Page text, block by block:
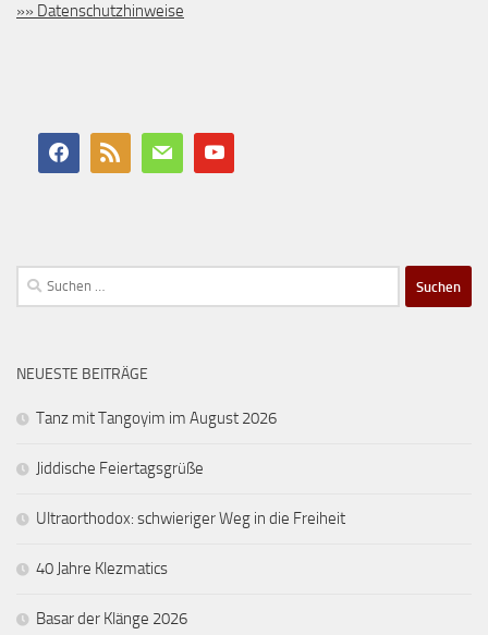
»» Datenschutzhinweise
Suchen
nach:
NEUESTE BEITRÄGE
Tanz mit Tangoyim im August 2026
Jiddische Feiertagsgrüße
Ultraorthodox: schwieriger Weg in die Freiheit
40 Jahre Klezmatics
Basar der Klänge 2026